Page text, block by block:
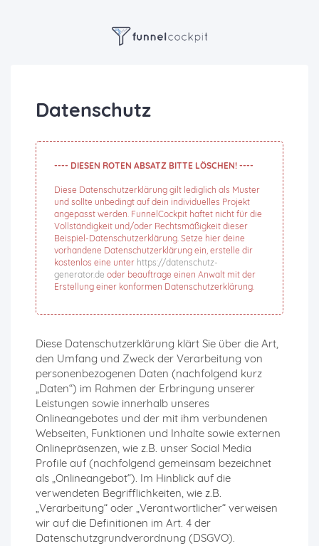
Datenschutz
---- DIESEN ROTEN ABSATZ BITTE LÖSCHEN! ----
Diese Datenschutzerklärung gilt lediglich als Muster
und sollte unbedingt auf dein individuelles Projekt
angepasst werden. FunnelCockpit haftet nicht für die
Vollständigkeit und/oder Rechtsmäßigkeit dieser
Beispiel-Datenschutzerklärung. Setze hier deine
vorhandene Datenschutzerklärung ein, erstelle dir
kostenlos eine unter https://datenschutz-
generator.de oder beauftrage einen Anwalt mit der
Erstellung einer konformen Datenschutzerklärung.
Diese Datenschutzerklärung klärt Sie über die Art,
den Umfang und Zweck der Verarbeitung von
personenbezogenen Daten (nachfolgend kurz
„Daten“) im Rahmen der Erbringung unserer
Leistungen sowie innerhalb unseres
Onlineangebotes und der mit ihm verbundenen
Webseiten, Funktionen und Inhalte sowie externen
Onlinepräsenzen, wie z.B. unser Social Media
Profile auf (nachfolgend gemeinsam bezeichnet
als „Onlineangebot“). Im Hinblick auf die
verwendeten Begrifflichkeiten, wie z.B.
„Verarbeitung“ oder „Verantwortlicher“ verweisen
wir auf die Definitionen im Art. 4 der
Datenschutzgrundverordnung (DSGVO).